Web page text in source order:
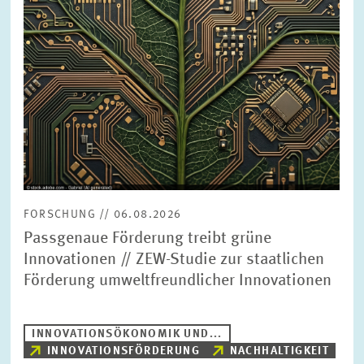
BILDMATERIAL
ZEW IN DEN MEDIEN
MEHR ZUM ZEW
JAHRESBERICHT
FORSCHUNG // 06.08.2026
Passgenaue Förderung treibt grüne
Innovationen // ZEW-Studie zur staatlichen
Förderung umweltfreundlicher Innovationen
INNOVATIONSÖKONOMIK UND...
INNOVATIONSFÖRDERUNG
NACHHALTIGKEIT